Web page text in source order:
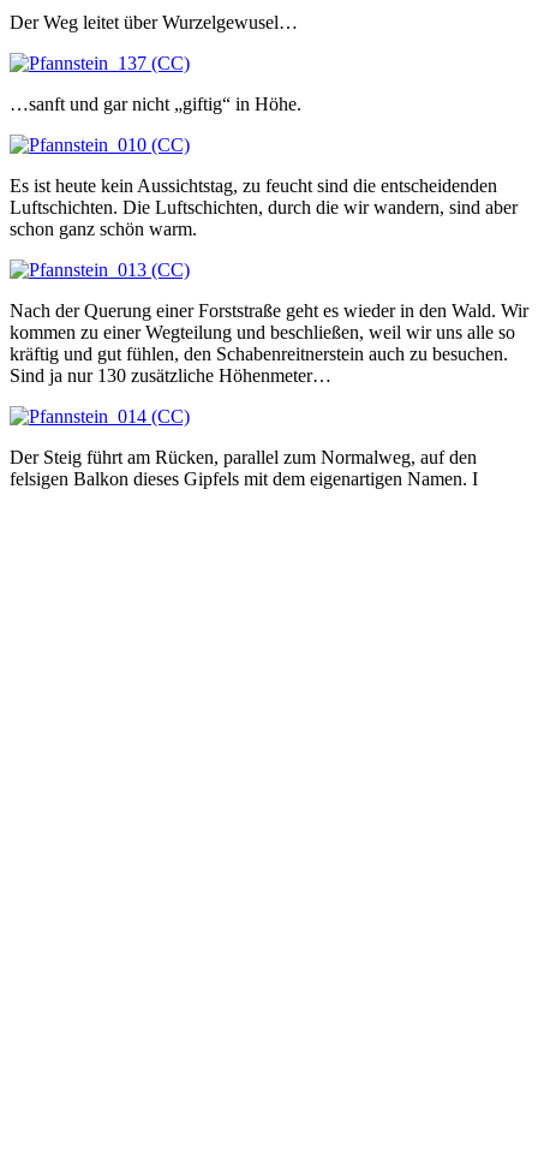
Der Weg leitet über Wurzelgewusel…
…sanft und gar nicht „giftig“ in Höhe.
Es ist heute kein Aussichtstag, zu feucht sind die entscheidenden
Luftschichten. Die Luftschichten, durch die wir wandern, sind aber
schon ganz schön warm.
Nach der Querung einer Forststraße geht es wieder in den Wald. Wir
kommen zu einer Wegteilung und beschließen, weil wir uns alle so
kräftig und gut fühlen, den Schabenreitnerstein auch zu besuchen.
Sind ja nur 130 zusätzliche Höhenmeter…
Der Steig führt am Rücken, parallel zum Normalweg, auf den
felsigen Balkon dieses Gipfels mit dem eigenartigen Namen. I